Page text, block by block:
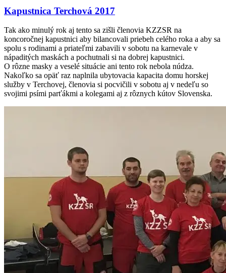
Kapustnica Terchová 2017
Tak ako minulý rok aj tento sa zišli členovia KZZSR na
koncoročnej kapustnici aby bilancovali priebeh celého roka a aby sa
spolu s rodinami a priateľmi zabavili v sobotu na karnevale v
nápaditých maskách a pochutnali si na dobrej kapustnici.
O rôzne masky a veselé situácie ani tento rok nebola núdza.
Nakoľko sa opäť raz naplnila ubytovacia kapacita domu horskej
služby v Terchovej, členovia si pocvičili v sobotu aj v nedeľu so
svojimi psími parťákmi a kolegami aj z rôznych kútov Slovenska.